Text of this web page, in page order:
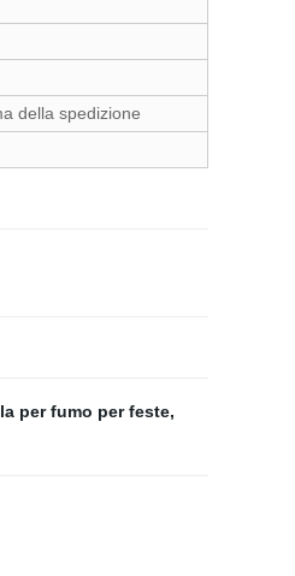
della spedizione
per fumo per feste,